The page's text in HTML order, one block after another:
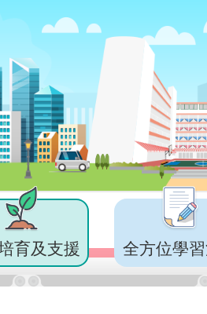
育及支援 全方位學